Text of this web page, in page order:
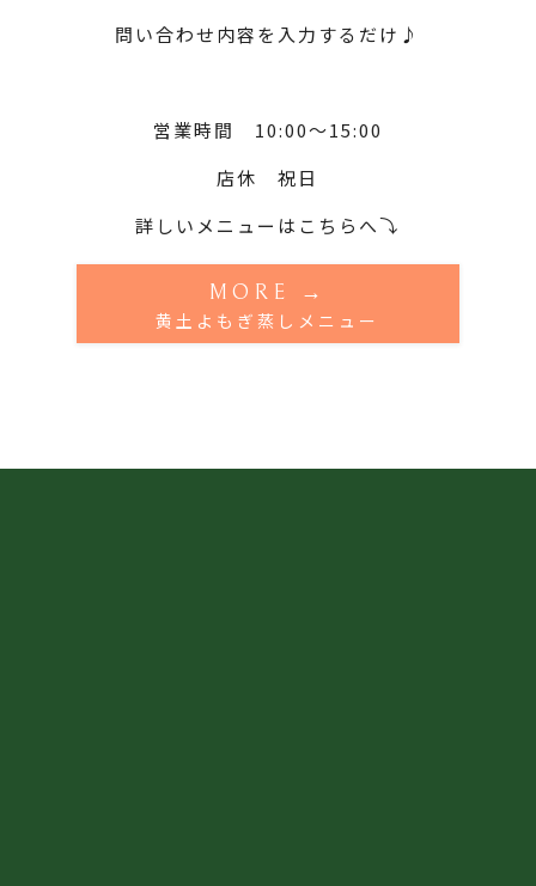
問い合わせ内容を入力するだけ♪
営業時間 10:00〜15:00
店休 祝日
詳しいメニューはこちらへ⤵︎
MORE →
黄土よもぎ蒸しメニュー